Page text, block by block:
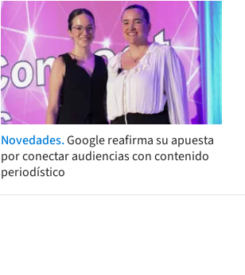
Novedades.Google reafirma su apuesta
por conectar audiencias con contenido
periodístico